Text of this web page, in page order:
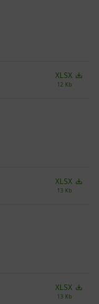
XLSX
12 Kb
XLSX
13 Kb
XLSX
13 Kb